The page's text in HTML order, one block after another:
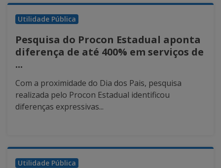
Utilidade Pública
Pesquisa do Procon Estadual aponta
diferença de até 400% em serviços de
...
Com a proximidade do Dia dos Pais, pesquisa
realizada pelo Procon Estadual identificou
diferenças expressivas...
Utilidade Pública